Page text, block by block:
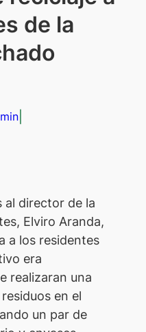
de la
|
al director de la
Elviro Aranda,
a los residentes
era
realizaran una
en el
un par de